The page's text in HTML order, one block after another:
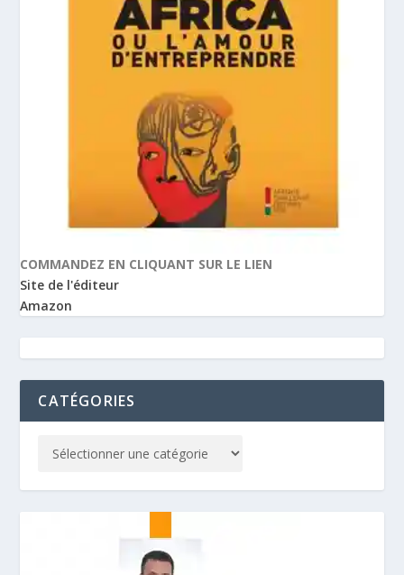
COMMANDEZ EN CLIQUANT SUR LE LIEN
Site de l'éditeur
Amazon
CATÉGORIES